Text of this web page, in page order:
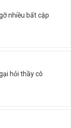
nhiều bất cập
hỏi thầy cô